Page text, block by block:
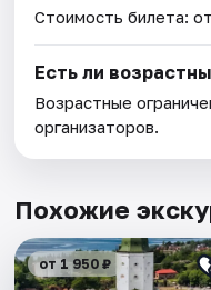
Стоимость билета:
Есть ли
Возрастные
организаторов.
Похожие
от 1 950 ₽